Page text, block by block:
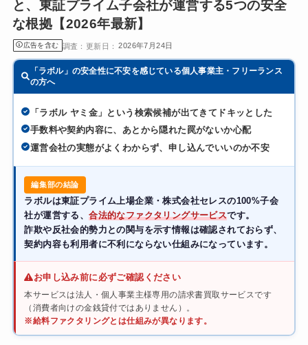
と、東証プライム子会社が運営する5つの安全
な根拠【2026年最新】
広告を含む 2026年7月24日
「ラボル」の安全性に不安を感じている個人事業主・フリーランス
の方へ
「ラボル ヤミ金」という検索候補が出てきてドキッとした
手数料や契約内容に、あとから隠れた罠がないか心配
運営会社の実態がよくわからず、申し込んでいいのか不安
編集部の結論
ラボルは東証プライム上場企業・株式会社セレスの100%子会
社が運営する、合法的なファクタリングサービスです。
詐欺や反社会的勢力との関与を示す情報は確認されておらず、
契約内容も利用者に不利にならない仕組みになっています。
お申し込み前に必ずご確認ください
本サービスは法人・個人事業主様専用の請求書買取サービスです
（消費者向けの金銭貸付ではありません）。
※給料ファクタリングとは仕組みが異なります。